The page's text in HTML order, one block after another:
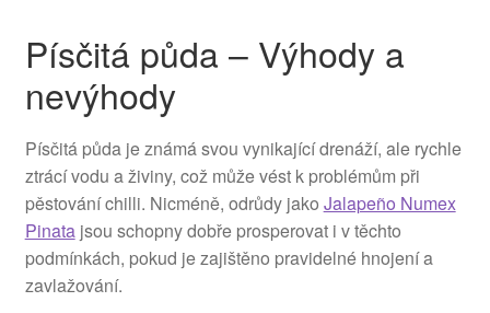
Písčitá půda – Výhody a
nevýhody
Písčitá půda je známá svou vynikající drenáží, ale rychle
ztrácí vodu a živiny, což může vést k problémům při
pěstování chilli. Nicméně, odrůdy jako Jalapeño Numex
Pinatajsou schopny dobře prosperovat i v těchto
podmínkách, pokud je zajištěno pravidelné hnojení a
zavlažování.